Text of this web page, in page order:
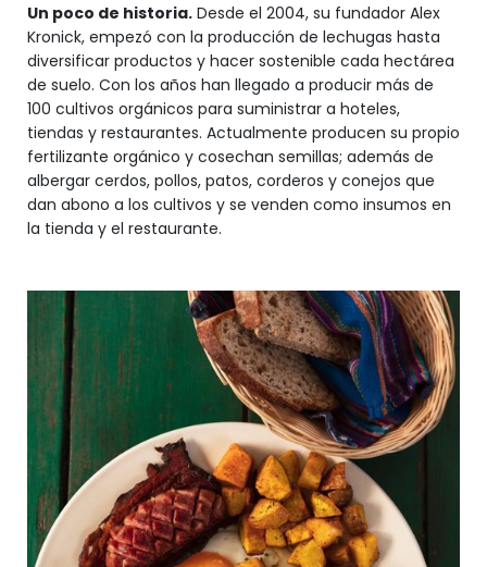
Un poco de historia. Desde el 2004, su fundador Alex
Kronick, empezó con la producción de lechugas hasta
diversificar productos y hacer sostenible cada hectárea
de suelo. Con los años han llegado a producir más de
100 cultivos orgánicos para suministrar a hoteles,
tiendas y restaurantes. Actualmente producen su propio
fertilizante orgánico y cosechan semillas; además de
albergar cerdos, pollos, patos, corderos y conejos que
dan abono a los cultivos y se venden como insumos en
la tienda y el restaurante.